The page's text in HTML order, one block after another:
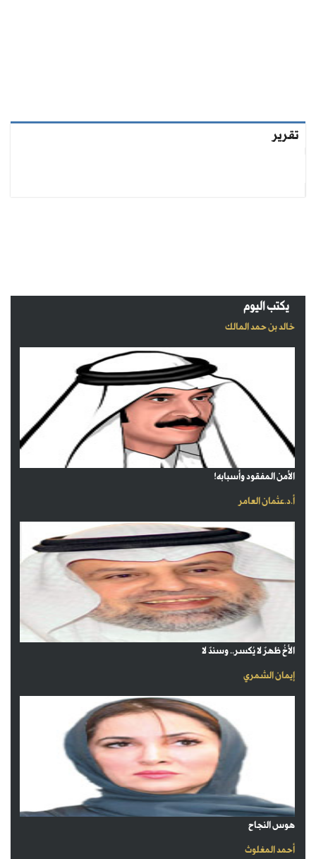
تقرير
يكتب اليوم
خالد بن حمد المالك
الأمن المفقود وأسبابه!
أ.د.عثمان العامر
الأخُ ظهرٌ لا يُكسر.. وسندٌ لا
إيمان الشمري
هوس النجاح
أحمد المغلوث